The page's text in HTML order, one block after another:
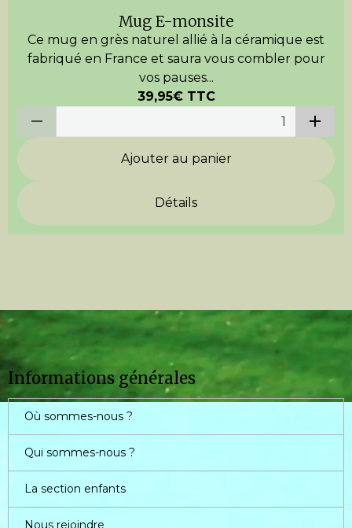
Mug E-monsite
Ce mug en grès naturel allié à la céramique est
fabriqué en France et saura vous combler pour
vos pauses...
39,95€ TTC
Ajouter au panier
Détails
Informations générales
Où sommes-nous ?
Qui sommes-nous ?
La section enfants
Nous rejoindre